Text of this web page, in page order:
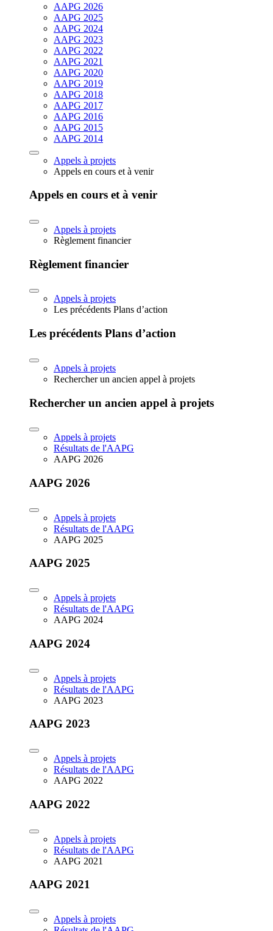
AAPG 2026
AAPG 2025
AAPG 2024
AAPG 2023
AAPG 2022
AAPG 2021
AAPG 2020
AAPG 2019
AAPG 2018
AAPG 2017
AAPG 2016
AAPG 2015
AAPG 2014
Appels à projets
Appels en cours et à venir
Appels en cours et à venir
Appels à projets
Règlement financier
Règlement financier
Appels à projets
Les précédents Plans d’action
Les précédents Plans d’action
Appels à projets
Rechercher un ancien appel à projets
Rechercher un ancien appel à projets
Appels à projets
Résultats de l'AAPG
AAPG 2026
AAPG 2026
Appels à projets
Résultats de l'AAPG
AAPG 2025
AAPG 2025
Appels à projets
Résultats de l'AAPG
AAPG 2024
AAPG 2024
Appels à projets
Résultats de l'AAPG
AAPG 2023
AAPG 2023
Appels à projets
Résultats de l'AAPG
AAPG 2022
AAPG 2022
Appels à projets
Résultats de l'AAPG
AAPG 2021
AAPG 2021
Appels à projets